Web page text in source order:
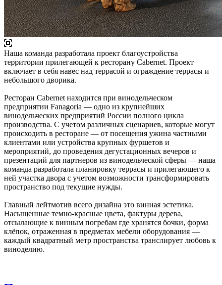
Наша команда разработала проект благоустройства
территории прилегающей к ресторану Cabernet. Проект
включает в себя навес над террасой и ограждение террасы и
небольшого дворика.
Ресторан Cabernet находится при винодельческом
предприятии Fanagoria — одно из крупнейших
винодельческих предприятий России полного цикла
производства. С учетом различных сценариев, которые могут
происходить в ресторане — от посещения ужина частными
клиентами или устройства крупных фуршетов и
мероприятий, до проведения дегустационных вечеров и
презентаций для партнеров из винодельческой сферы — наша
команда разработала планировку террасы и прилегающего к
ней участка двора с учетом возможности трансформировать
пространство под текущие нужды.
Главный лейтмотив всего дизайна это винная эстетика.
Насыщенные темно-красные цвета, фактуры дерева,
отсылающие к винным погребам где хранятся бочки, форма
клёпок, отраженная в предметах мебели оборудования —
каждый квадратный метр пространства транслирует любовь к
виноделию.